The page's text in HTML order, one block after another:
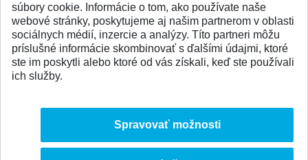
SPÄŤ NA VRCH
súbory cookie. Informácie o tom, ako používate naše
webové stránky, poskytujeme aj našim partnerom v oblasti
sociálnych médií, inzercie a analýzy. Títo partneri môžu
príslušné informácie skombinovať s ďalšími údajmi, ktoré
ste im poskytli alebo ktoré od vás získali, keď ste používali
ich služby.
Spravovať možnosti